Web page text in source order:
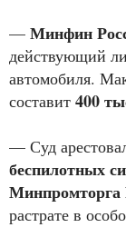
— Минфин
действующий
автомобиля.
составит 400
— Суд
беспилотных
растрате в